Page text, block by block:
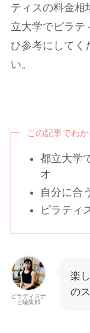
ティスの料金相
立大学でピラテ
ひ参考にしてく
この記事でわか
都立大学
オ
自分に合
ピラティ
ピラティスナ
ビ編集部
楽
の